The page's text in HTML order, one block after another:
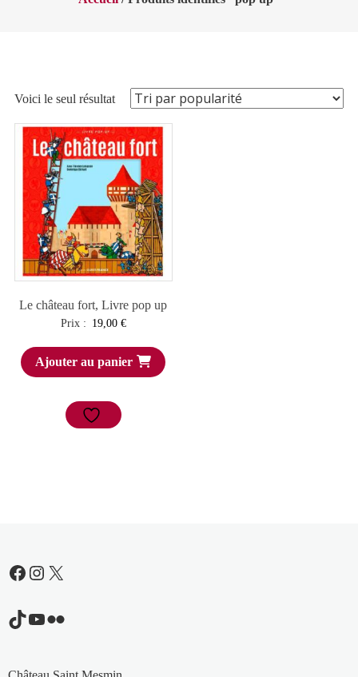
Voici le seul résultat
Le château fort, Livre pop up
Prix : 19,00 €
Ajouter au panier
Facebook
Instagram
X
TikTok
YouTube
Flickr